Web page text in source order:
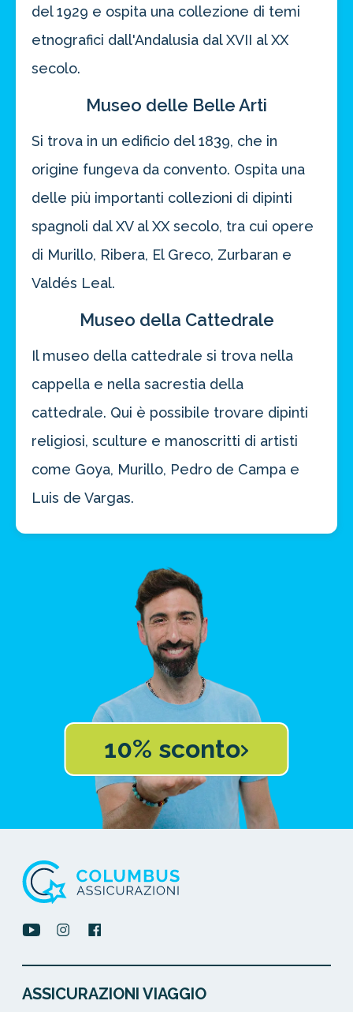
del 1929 e ospita una collezione di temi
etnografici dall'Andalusia dal XVII al XX
secolo.
Museo delle Belle Arti
Si trova in un edificio del 1839, che in
origine fungeva da convento. Ospita una
delle più importanti collezioni di dipinti
spagnoli dal XV al XX secolo, tra cui opere
di Murillo, Ribera, El Greco, Zurbaran e
Valdés Leal.
Museo della Cattedrale
Il museo della cattedrale si trova nella
cappella e nella sacrestia della
cattedrale. Qui è possibile trovare dipinti
religiosi, sculture e manoscritti di artisti
come Goya, Murillo, Pedro de Campa e
Luis de Vargas.
10% sconto
ASSICURAZIONI VIAGGIO